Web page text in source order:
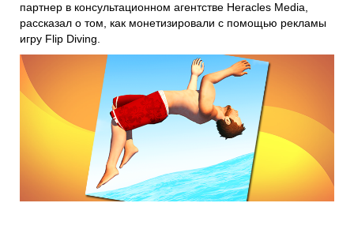
партнер в консультационном агентстве Heracles Media,
рассказал о том, как монетизировали с помощью рекламы
игру Flip Diving.